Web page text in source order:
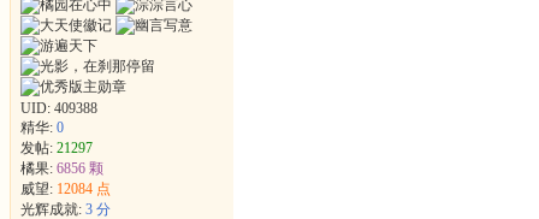
UID: 409388
精华: 0
发帖: 21297
橘果: 6856 颗
威望: 12084 点
光辉成就: 3 分